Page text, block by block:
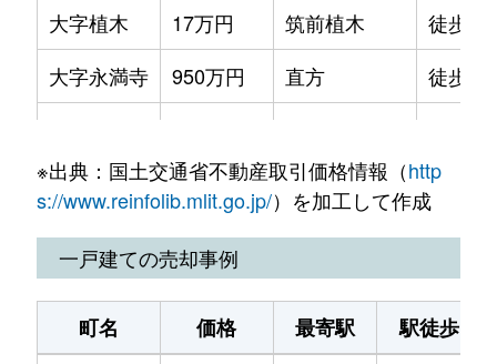
大字植木
17万円 筑前植木
徒歩9
大字永満寺
950万円 直方
徒歩1
大字上新入
160万円 直方
徒歩29
大字上新入
250万円 直方
徒歩45
大字上新入
1万円 直方
徒歩29
大字上頓野
450万円 直方
徒歩45
※出典：国土交通省不動産取引価格情報（http
s://www.reinfolib.mlit.go.jp/）を加工して作成
一戸建ての売却事例
町名 価格 最寄駅 駅徒歩